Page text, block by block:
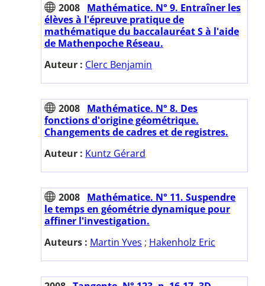
2008 Mathématice. N° 9. Entraîner les
élèves à l'épreuve pratique de
mathématique du baccalauréat S à l'aide
de Mathenpoche Réseau.
Auteur : Clerc Benjamin
2008 Mathématice. N° 8. Des
fonctions d'origine géométrique.
Changements de cadres et de registres.
Auteur : Kuntz Gérard
2008 Mathématice. N° 11. Suspendre
le temps en géométrie dynamique pour
affiner l'investigation.
Auteurs : Martin Yves ; Hakenholz Eric